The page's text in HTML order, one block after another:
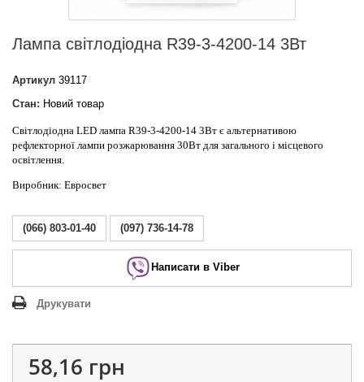
Лампа світлодіодна R39-3-4200-14 3Вт
Артикул 39117
Стан: Новий товар
Світлодіодна LED лампа R39-3-4200-14 3Вт є альтернативою
рефлекторної лампи розжарювання 30Вт для загального і місцевого
освітлення.
Виробник: Евросвет
(066) 803-01-40 (097) 736-14-78
Написати в Viber
Друкувати
58,16 грн